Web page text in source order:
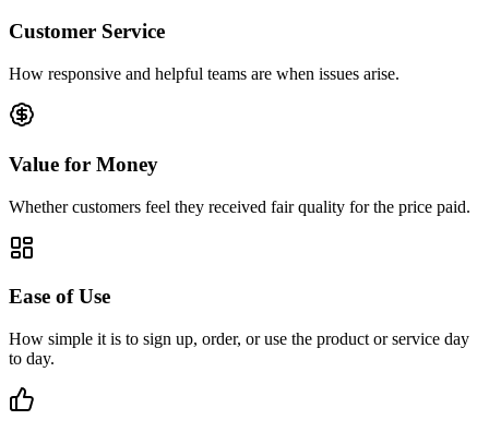
Customer Service
How responsive and helpful teams are when issues arise.
Value for Money
Whether customers feel they received fair quality for the price paid.
Ease of Use
How simple it is to sign up, order, or use the product or service day
to day.